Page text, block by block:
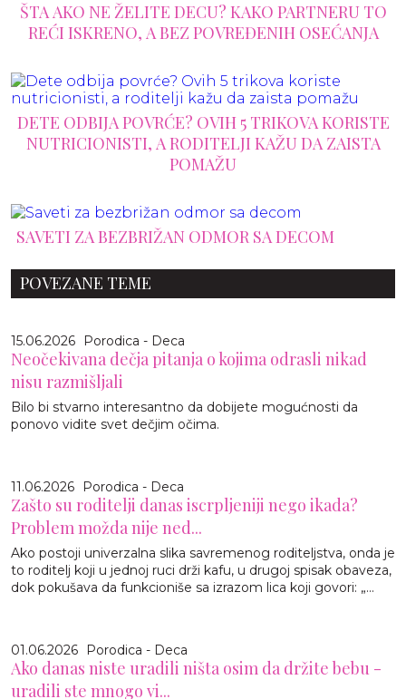
ŠTA AKO NE ŽELITE DECU? KAKO PARTNERU TO
REĆI ISKRENO, A BEZ POVREĐENIH OSEĆANJA
DETE ODBIJA POVRĆE? OVIH 5 TRIKOVA KORISTE
NUTRICIONISTI, A RODITELJI KAŽU DA ZAISTA
POMAŽU
SAVETI ZA BEZBRIŽAN ODMOR SA DECOM
POVEZANE TEME
15.06.2026 Porodica - Deca
Neočekivana dečja pitanja o kojima odrasli nikad
nisu razmišljali
Bilo bi stvarno interesantno da dobijete mogućnosti da
ponovo vidite svet dečjim očima.
11.06.2026 Porodica - Deca
Zašto su roditelji danas iscrpljeniji nego ikada?
Problem možda nije ned...
Ako postoji univerzalna slika savremenog roditeljstva, onda je
to roditelj koji u jednoj ruci drži kafu, u drugoj spisak obaveza,
dok pokušava da funkcioniše sa izrazom lica koji govori: „...
01.06.2026 Porodica - Deca
Ako danas niste uradili ništa osim da držite bebu -
uradili ste mnogo vi...